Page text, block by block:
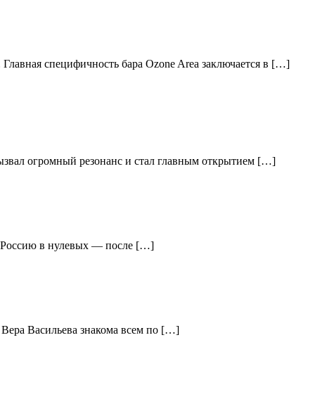
специфичность бара Ozone Area заключается в […]
огромный резонанс и стал главным открытием […]
Россию в нулевых — после […]
Васильева знакома всем по […]